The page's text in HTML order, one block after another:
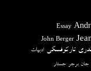
Essay
John Berger
تارکوفسکی ادبیات
جان برجر جستار